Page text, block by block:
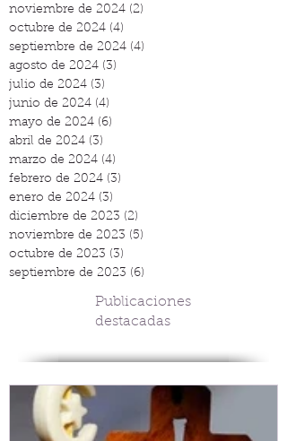
noviembre de 2024 (2)
octubre de 2024 (4)
septiembre de 2024 (4)
agosto de 2024 (3)
julio de 2024 (3)
junio de 2024 (4)
mayo de 2024 (6)
abril de 2024 (3)
marzo de 2024 (4)
febrero de 2024 (3)
enero de 2024 (3)
diciembre de 2023 (2)
noviembre de 2023 (5)
octubre de 2023 (3)
septiembre de 2023 (6)
Publicaciones
destacadas